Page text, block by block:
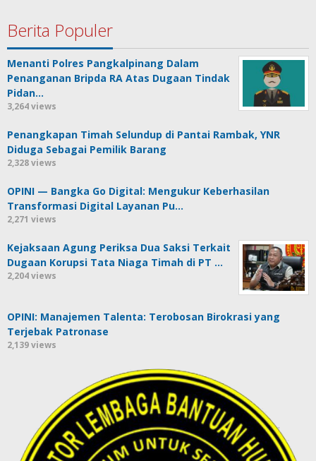
Berita Populer
Menanti Polres Pangkalpinang Dalam
Penanganan Bripda RA Atas Dugaan Tindak
Pidan…
3,264 views
Penangkapan Timah Selundup di Pantai Rambak, YNR
Diduga Sebagai Pemilik Barang
2,328 views
OPINI — Bangka Go Digital: Mengukur Keberhasilan
Transformasi Digital Layanan Pu…
2,271 views
Kejaksaan Agung Periksa Dua Saksi Terkait
Dugaan Korupsi Tata Niaga Timah di PT …
2,204 views
OPINI: Manajemen Talenta: Terobosan Birokrasi yang
Terjebak Patronase
2,139 views